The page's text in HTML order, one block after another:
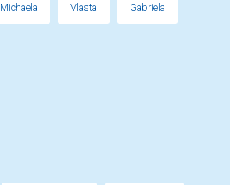
Michaela Vlasta Gabriela